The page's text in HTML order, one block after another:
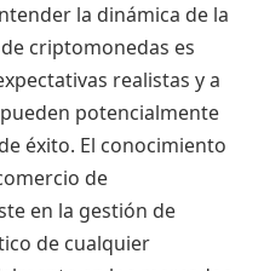
la dinámica de la
criptomonedas es
realistas y a
potencialmente
éxito. El conocimiento
de
en la gestión de
de cualquier